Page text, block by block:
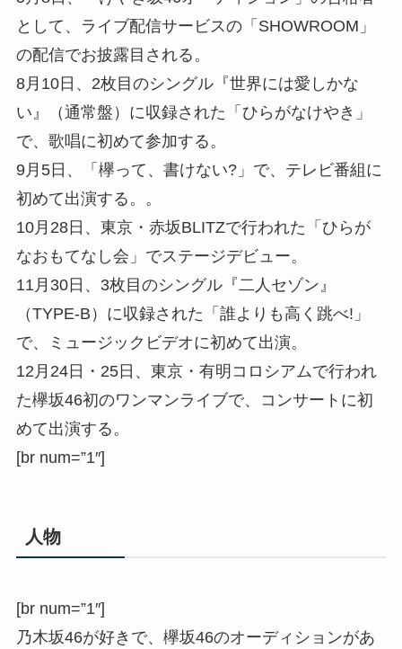
として、ライブ配信サービスの「SHOWROOM」
の配信でお披露目される。
8月10日、2枚目のシングル『世界には愛しかな
い』（通常盤）に収録された「ひらがなけやき」
で、歌唱に初めて参加する。
9月5日、「欅って、書けない?」で、テレビ番組に
初めて出演する。。
10月28日、東京・赤坂BLITZで行われた「ひらが
なおもてなし会」でステージデビュー。
11月30日、3枚目のシングル『二人セゾン』
（TYPE-B）に収録された「誰よりも高く跳べ!」
で、ミュージックビデオに初めて出演。
12月24日・25日、東京・有明コロシアムで行われ
た欅坂46初のワンマンライブで、コンサートに初
めて出演する。
[br num=”1″]
人物
[br num=”1″]
乃木坂46が好きで、欅坂46のオーディションがあ